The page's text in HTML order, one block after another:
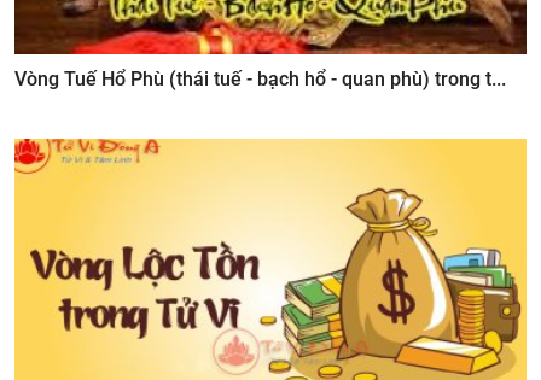
Vòng Tuế Hổ Phù (thái tuế - bạch hổ - quan phù) trong t...